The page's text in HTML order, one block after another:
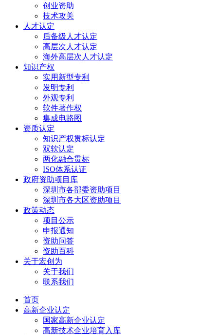
创业资助
技术攻关
人才认定
后备级人才认定
高层次人才认定
海外高层次人才认定
知识产权
实用新型专利
发明专利
外观专利
软件著作权
集成电路图
资质认定
知识产权贯标认定
双软认定
两化融合贯标
ISO体系认证
政府资助项目库
深圳市各部委资助项目
深圳市各大区资助项目
政策动态
项目公示
申报通知
资助问答
资助百科
关于宏创为
关于我们
联系我们
首页
高新企业认定
国家高新企业认定
高新技术企业培育入库